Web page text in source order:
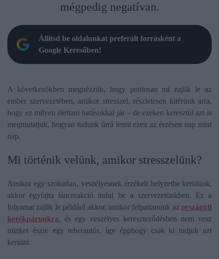
mégpedig negatívan.
Állítsd be oldalunkat preferált forrásként a
Google Keresőben!
A következőkben megnézzük, hogy pontosan mi zajlik le az
ember szervezetében, amikor stresszel, részletesen kitérünk arra,
hogy ez milyen élettani hatásokkal jár – de ezeken keresztül azt is
megmutatjuk, hogyan tudunk úrrá lenni ezen az érzésen nap mint
nap.
Mi történik velünk, amikor stresszelünk?
Amikor egy szokatlan, veszélyesnek érzékelt helyzetbe kerülünk,
akkor egyfajta láncreakció indul be a szervezetünkben. Ez a
folyamat zajlik le például akkor, amikor felpattanunk az országúti
kerékpárunkra, és egy veszélyes kereszteződésben nem vesz
minket észre egy teherautós, így épphogy csak ki tudjuk azt
kerülni.